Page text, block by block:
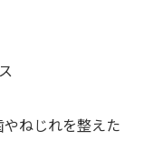
ねじれを整えた